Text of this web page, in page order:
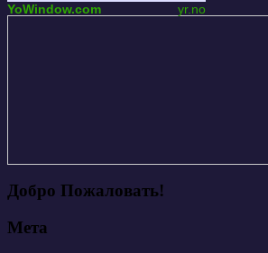
YoWindow.com yr.no
Добро Пожаловать!
Мета